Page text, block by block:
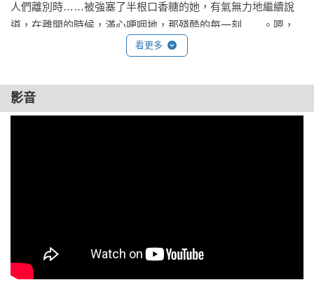
人們離別時……被強塞了半根口香糖的她，有氣無力地繼續說
道，在離開的時候，滿心哽咽地，那殘酷的每一刻……。嗯，
學妹用無比清澈的表情說，「我的嘴裡總會噙滿口水。」
好評推薦
受諾貝爾文學獎得主勒．克萊喬高度讚譽，他認為金愛爛是韓
「金愛爛書寫一個又一個的房間，打開人們心門，我相信讀者
總會在她的筆下，找到一個，我們既熟悉卻又陌生的房間。推
看更多
影音